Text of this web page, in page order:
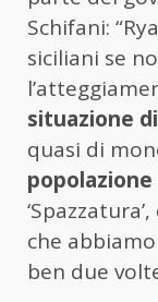
Schifani:
siciliani se
situazione
quasi di
popolazione
che
ben due